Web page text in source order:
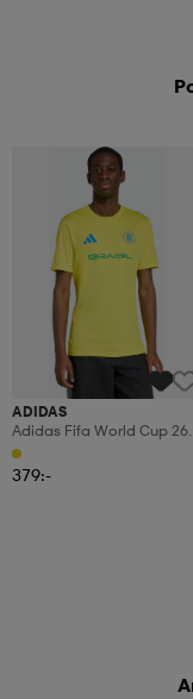
ADIDAS
Adidas Fifa World Cup
Brasilien Tröja
379:-